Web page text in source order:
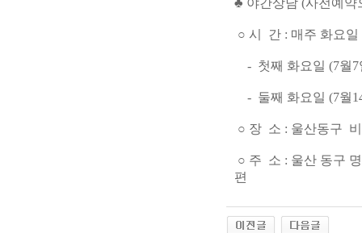
♣ 야간상담 (사전예약
○ 시 간 : 매주 화요일
- 첫째 화요일 (7월7
- 둘째 화요일 (7월
○ 장 소 : 울산동구 비
○ 주 소 : 울산 동구
편